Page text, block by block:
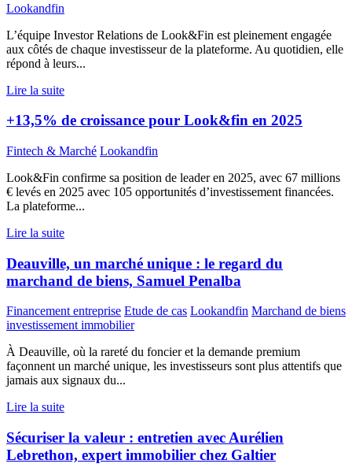
Lookandfin
L’équipe Investor Relations de Look&Fin est pleinement engagée
aux côtés de chaque investisseur de la plateforme. Au quotidien, elle
répond à leurs...
Lire la suite
+13,5% de croissance pour Look&fin en 2025
Fintech & Marché Lookandfin
Look&Fin confirme sa position de leader en 2025, avec 67 millions
€ levés en 2025 avec 105 opportunités d’investissement financées.
La plateforme...
Lire la suite
Deauville, un marché unique : le regard du
marchand de biens, Samuel Penalba
Financement entreprise Etude de cas Lookandfin Marchand de biens
investissement immobilier
À Deauville, où la rareté du foncier et la demande premium
façonnent un marché unique, les investisseurs sont plus attentifs que
jamais aux signaux du...
Lire la suite
Sécuriser la valeur : entretien avec Aurélien
Lebrethon, expert immobilier chez Galtier